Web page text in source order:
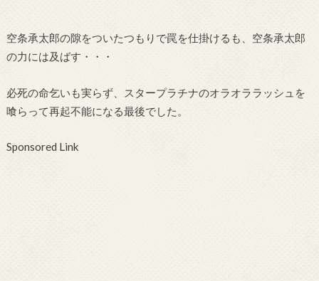
空条承太郎の隙をついたつもりで罠を仕掛けるも、空条承太郎
の力には及ばす・・・
必死の命乞いも実らず、スタープラチナのオラオララッシュを
喰らって再起不能になる最後でした。
Sponsored Link